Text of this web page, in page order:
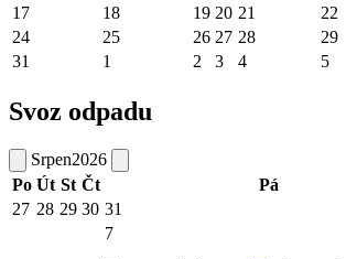
17
18 19 20 21 22
24
25 26 27 28 29
31
1 2 3 4 5
Svoz odpadu
Srpen2026
Po Út St Čt Pá
27 28 29 30 31
7